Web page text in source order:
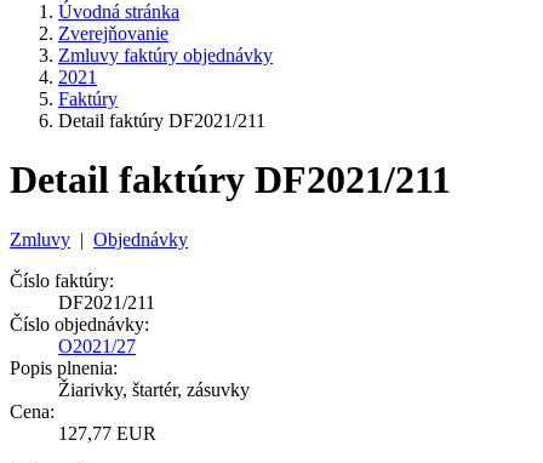
Úvodná stránka
Zverejňovanie
Zmluvy faktúry objednávky
2021
Faktúry
Detail faktúry DF2021/211
Detail faktúry DF2021/211
Zmluvy | Objednávky
Číslo faktúry:
DF2021/211
Číslo objednávky:
O2021/27
Popis plnenia:
Žiarivky, štartér, zásuvky
Cena:
127,77 EUR